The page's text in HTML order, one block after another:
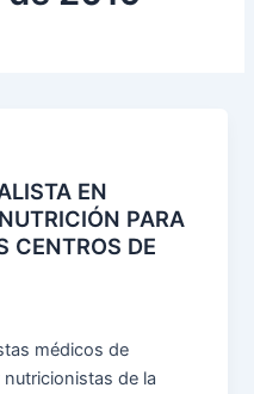
EN
PARA
CENTROS DE
médicos de
de la